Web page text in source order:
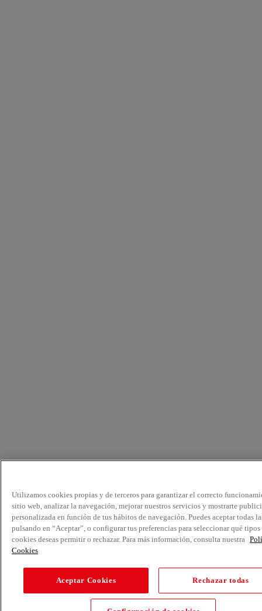
Utilizamos cookies propias y de terceros para garantizar el correcto
sitio web, analizar la navegación, mejorar nuestros servicios y mostrarte
personalizada en función de tus hábitos de navegación. Puedes aceptar todas
pulsando en “Aceptar”, o configurar tus preferencias para seleccionar qué tipos
cookies deseas permitir o rechazar. Para más información, consulta nuestra
Cookies
Aceptar Cookies Rechazar todas